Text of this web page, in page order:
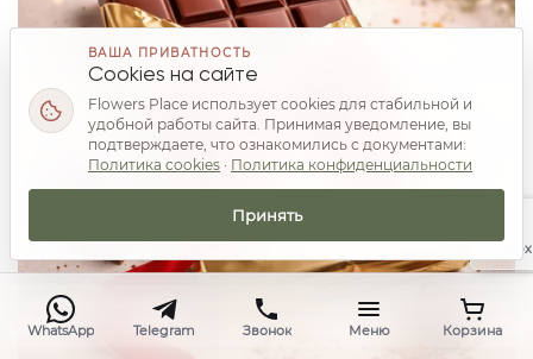
WhatsApp Telegram Звонок Меню Корзина
Наверх
ВАША ПРИВАТНОСТЬ
Cookies на сайте
Flowers Place использует cookies для стабильной и
удобной работы сайта. Принимая уведомление, вы
подтверждаете, что ознакомились с документами:
Политика cookies · Политика конфиденциальности
Принять